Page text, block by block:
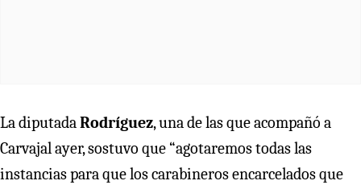
La diputadaRodríguez, una de las que acompañó a
Carvajal ayer, sostuvo que “agotaremos todas las
instancias para que los carabineros encarcelados que